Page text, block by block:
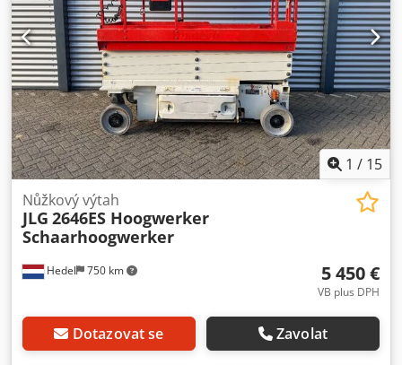
1 / 15
Hedel 750 km
Nůžkový výtah
JLG 2646ES Hoogwerker
Schaarhoogwerker
5 450 €
VB plus DPH
Dotazovat se Zavolat